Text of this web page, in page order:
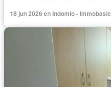
18 jun 2026 en Indomio - Immobasic